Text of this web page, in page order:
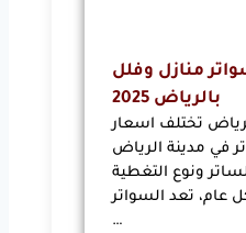
منازل وفلل
بالرياض 2025
تختلف اسعار
في مدينة الرياض
ونوع التغطية
تعد السواتر
…